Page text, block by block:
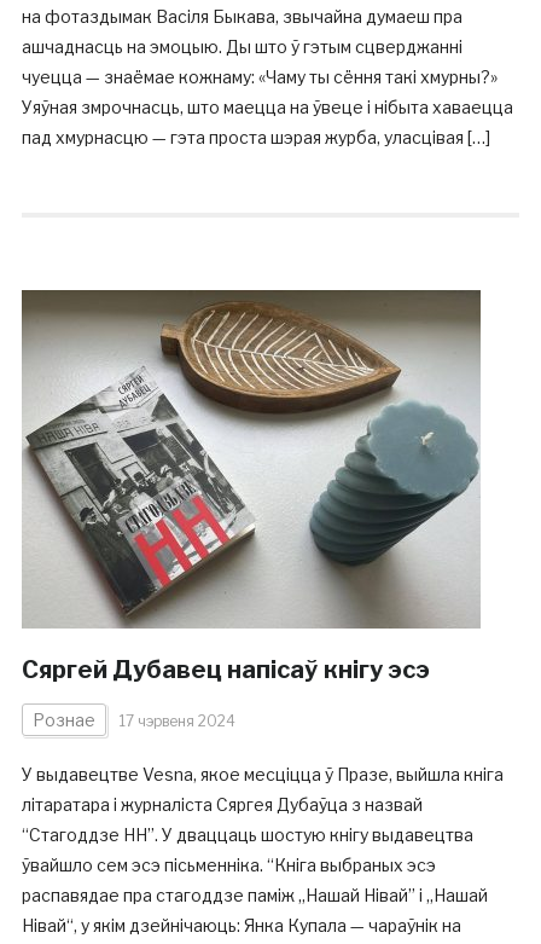
на фотаздымак Васіля Быкава, звычайна думаеш пра
ашчаднасць на эмоцыю. Ды што ў гэтым сцверджанні
чуецца — знаёмае кожнаму: «Чаму ты сёння такі хмурны?»
Уяўная змрочнасць, што маецца на ўвеце і нібыта хаваецца
пад хмурнасцю — гэта проста шэрая журба, уласцівая […]
Сяргей Дубавец напісаў кнігу эсэ
Рознае 17 чэрвеня 2024
У выдавецтве Vesna, якое месціцца ў Празе, выйшла кніга
літаратара і журналіста Сяргея Дубаўца з назвай
“Стагоддзе НН”. У дваццаць шостую кнігу выдавецтва
ўвайшло сем эсэ пісьменніка. “Кніга выбраных эсэ
распавядае пра стагоддзе паміж „Нашай Нівай” і „Нашай
Нівай“, у якім дзейнічаюць: Янка Купала — чараўнік на